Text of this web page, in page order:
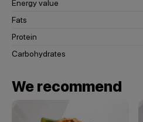
Energy value
Fats
Protein
Carbohydrates
We recommend